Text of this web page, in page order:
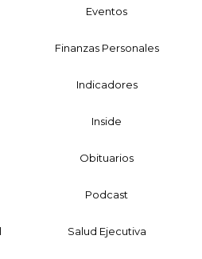
Eventos
Finanzas Personales
Indicadores
Inside
Obituarios
Podcast
Salud Ejecutiva